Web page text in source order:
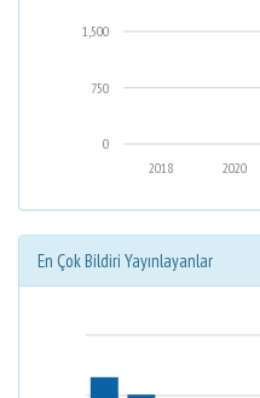
0
750
1,500
2020
2018
En Çok Bildiri Yayınlayanlar